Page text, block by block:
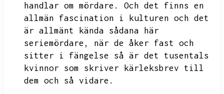
handlar om mördare.
Och det finns en
allmän fascination i kulturen och det
är allmänt kända sådana här
seriemördare,
när de åker fast och
sitter i fängelse så är det tusentals
kvinnor som skriver kärleksbrev till
dem och så vidare.